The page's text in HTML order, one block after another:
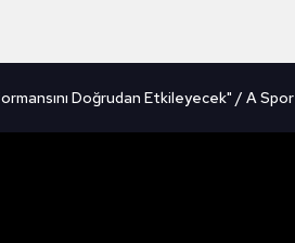
Doğrudan Etkileyecek" / A Spor